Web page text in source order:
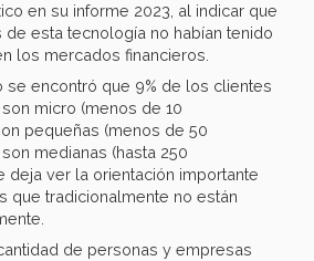
en su informe 2023, al indicar que
de esta tecnología no habían tenido
los mercados financieros.
se encontró que 9% de los clientes
micro (menos de 10
pequeñas (menos de 50
medianas (hasta 250
deja ver la orientación importante
que tradicionalmente no están
de personas y empresas